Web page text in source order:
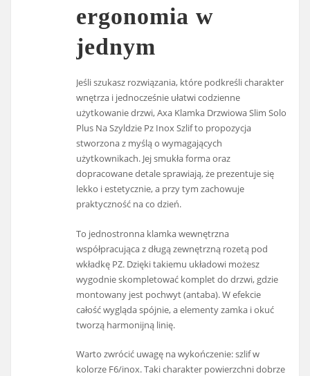
ergonomia w
jednym
Jeśli szukasz rozwiązania, które podkreśli charakter
wnętrza i jednocześnie ułatwi codzienne
użytkowanie drzwi, Axa Klamka Drzwiowa Slim Solo
Plus Na Szyldzie Pz Inox Szlif to propozycja
stworzona z myślą o wymagających
użytkownikach. Jej smukła forma oraz
dopracowane detale sprawiają, że prezentuje się
lekko i estetycznie, a przy tym zachowuje
praktyczność na co dzień.
To jednostronna klamka wewnętrzna
współpracująca z długą zewnętrzną rozetą pod
wkładkę PZ. Dzięki takiemu układowi możesz
wygodnie skompletować komplet do drzwi, gdzie
montowany jest pochwyt (antaba). W efekcie
całość wygląda spójnie, a elementy zamka i okuć
tworzą harmonijną linię.
Warto zwrócić uwagę na wykończenie: szlif w
kolorze F6/inox. Taki charakter powierzchni dobrze